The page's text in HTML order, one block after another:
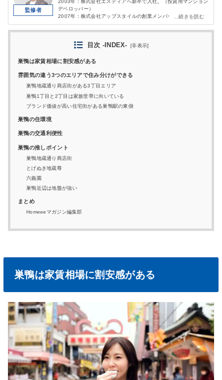
2003年：株式会社エスティアへ新卒で入社。（投資用マンション
デベロッパー）
2007年：株式会社アップスタイルの創業メンバーとして参画。
（総合不動産業）同社の営業戦略、新規事業開発などの統括責任
者に就任。
2020年：株式会社アイデアル・インベスト・パートナーズ
をワンストップに行い、中古の1棟収益不動産を活用した資産形
成コンサルティングを実施している。
目次 -INDEX- [非表示]
巣鴨は家賃相場に割安感がある
雰囲気の違う3つのエリアで住み分けができる
巣鴨地蔵通り商店街がある3丁目エリア
巣鴨1丁目と2丁目は家族世帯に向いている
ブランド価値が高い住宅街がある巣鴨駅の東側
巣鴨の住環境
巣鴨の交通利便性
巣鴨の推しポイント
巣鴨地蔵通り商店街
とげぬき地蔵尊
六義園
巣鴨近辺は地盤が強い
まとめ
Homeeeマガジン編集部
巣鴨は家賃相場に割安感がある